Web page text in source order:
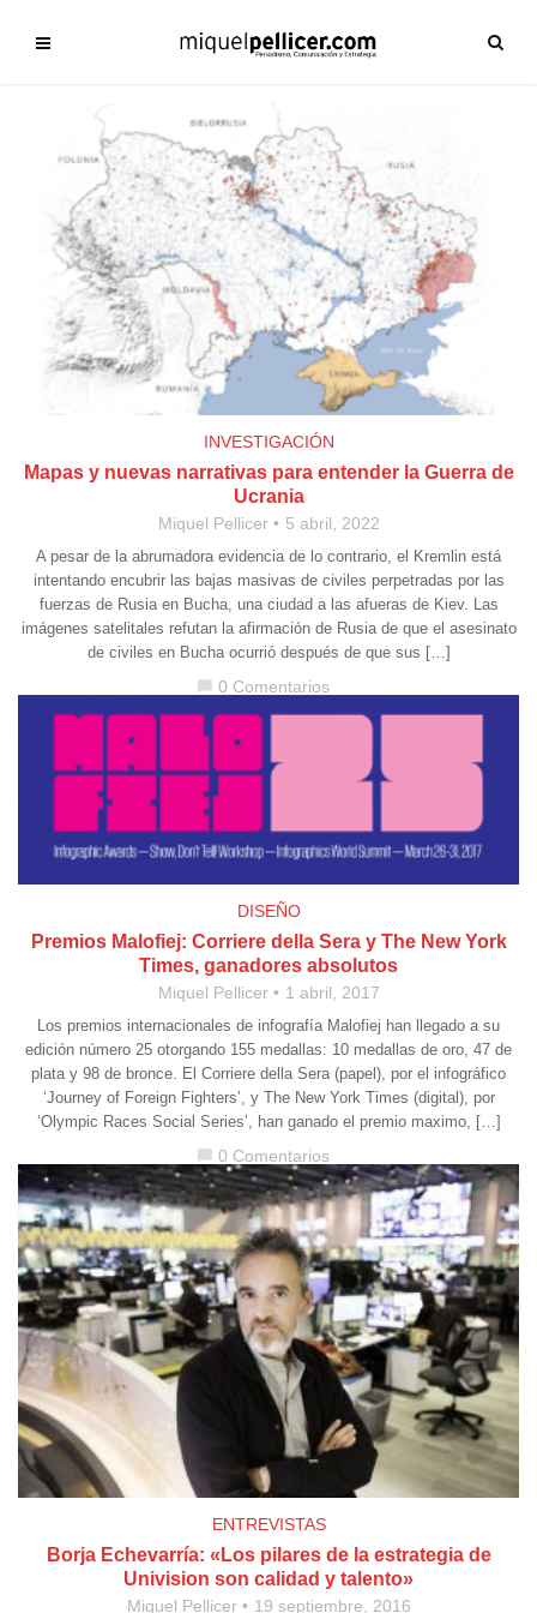
INVESTIGACIÓN
Mapas y nuevas narrativas para entender la Guerra de
Ucrania
Miquel Pellicer 5 abril, 2022
A pesar de la abrumadora evidencia de lo contrario, el Kremlin está
intentando encubrir las bajas masivas de civiles perpetradas por las
fuerzas de Rusia en Bucha, una ciudad a las afueras de Kiev. Las
imágenes satelitales refutan la afirmación de Rusia de que el asesinato
de civiles en Bucha ocurrió después de que sus […]
chat_bubble 0 Comentarios
DISEÑO
Premios Malofiej: Corriere della Sera y The New York
Times, ganadores absolutos
Miquel Pellicer 1 abril, 2017
Los premios internacionales de infografía Malofiej han llegado a su
edición número 25 otorgando 155 medallas: 10 medallas de oro, 47 de
plata y 98 de bronce. El Corriere della Sera (papel), por el infográfico
‘Journey of Foreign Fighters’, y The New York Times (digital), por
‘Olympic Races Social Series’, han ganado el premio maximo, […]
0 Comentarios
ENTREVISTAS
Borja Echevarría: «Los pilares de la estrategia de
Univision son calidad y talento»
Miquel Pellicer 19 septiembre, 2016